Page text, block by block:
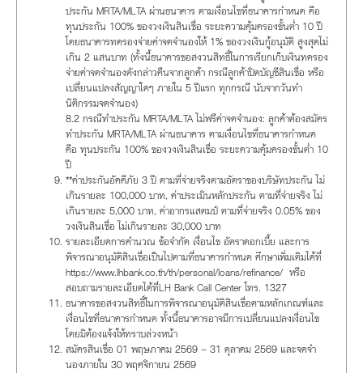
ประกัน MRTA/MLTA ผ่านธนาคาร ตามเงื่อนไขที่ธนาคารกำหนด คือ
ทุนประกัน 100% ของวงเงินสินเชื่อ ระยะความคุ้มครองขั้นต่ำ 10 ปี
โดยธนาคารทดรองจ่ายค่าจดจำนองให้ 1% ของวงเงินกู้อนุมัติ สูงสุดไม่
เกิน 2 แสนบาท (ทั้งนี้ธนาคารขอสงวนสิทธิ์ในการเรียกเก็บเงินทดรอง
จ่ายค่าจดจำนองดังกล่าวคืนจากลูกค้า กรณีลูกค้าปิดบัญชีสินเชื่อ หรือ
เปลี่ยนแปลงสัญญาใดๆ ภายใน 5 ปีแรก ทุกกรณี นับจากวันทำ
นิติกรรมจดจำนอง)
8.2 กรณีทำประกัน MRTA/MLTA ไม่ฟรีค่าจดจำนอง: ลูกค้าต้องสมัคร
ทำประกัน MRTA/MLTA ผ่านธนาคาร ตามเงื่อนไขที่ธนาคารกำหนด
คือ ทุนประกัน 100% ของวงเงินสินเชื่อ ระยะความคุ้มครองขั้นต่ำ 10
ปี
**ค่าประกันอัคคีภัย 3 ปี ตามที่จ่ายจริงตามอัตราของบริษัทประกัน ไม่
เกินรายละ 100,000 บาท, ค่าประเมินหลักประกัน ตามที่จ่ายจริง ไม่
เกินรายละ 5,000 บาท, ค่าอากรแสตมป์ ตามที่จ่ายจริง 0.05% ของ
วงเงินสินเชื่อ ไม่เกินรายละ 30,000 บาท
รายละเอียดการคำนวณ ข้อจำกัด เงื่อนไข อัตราดอกเบี้ย และการ
พิจารณาอนุมัติสินเชื่อเป็นไปตามที่ธนาคารกำหนด ศึกษาเพิ่มเติมได้ที่
https://www.lhbank.co.th/th/personal/loans/refinance/ หรือ
สอบถามรายละเอียดได้ที่LH Bank Call Center โทร. 1327
ธนาคารขอสงวนสิทธิ์ในการพิจารณาอนุมัติสินเชื่อตามหลักเกณฑ์และ
เงื่อนไขที่ธนาคารกำหนด ทั้งนี้ธนาคารอาจมีการเปลี่ยนแปลงเงื่อนไข
โดยมิต้องแจ้งให้ทราบล่วงหน้า
สมัครสินเชื่อ 01 พฤษภาคม 2569 – 31 ตุลาคม 2569 และจดจำ
นองภายใน 30 พฤศจิกายน 2569